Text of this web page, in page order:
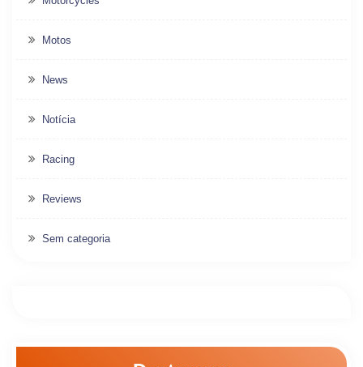
Motos
News
Notícia
Racing
Reviews
Sem categoria